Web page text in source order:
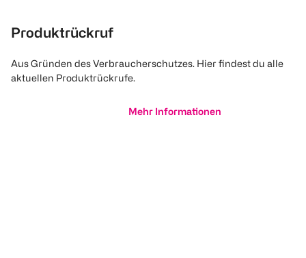
Produktrückruf
Aus Gründen des Verbraucherschutzes. Hier findest du alle
aktuellen Produktrückrufe.
Mehr Informationen